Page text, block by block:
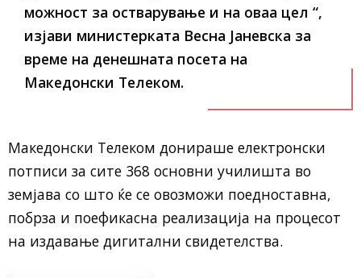
можност за остварување и на оваа цел “,
изјави министерката Весна Јаневска за
време на денешната посета на
Македонски Телеком.
Македонски Телеком донираше електронски
потписи за сите 368 основни училишта во
земјава со што ќе се овозможи поедноставна,
побрза и поефикасна реализација на процесот
на издавање дигитални свидетелства.